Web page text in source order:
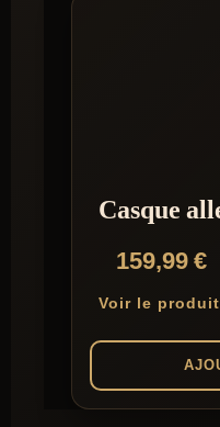
Casque
159,99€
Voir le